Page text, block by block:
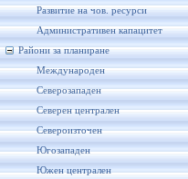
Развитие на чов. ресурси
Административен капацитет
Райони за планиране
Международен
Северозападен
Северен централен
Североизточен
Югозападен
Южен централен